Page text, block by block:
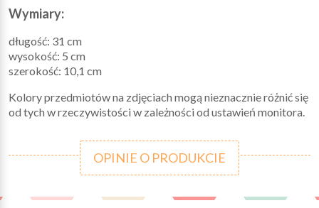
Wymiary:
długość: 31 cm
wysokość: 5 cm
szerokość: 10,1 cm
Kolory przedmiotów na zdjęciach mogą nieznacznie różnić się
od tych w rzeczywistości w zależności od ustawień monitora.
OPINIE O PRODUKCIE